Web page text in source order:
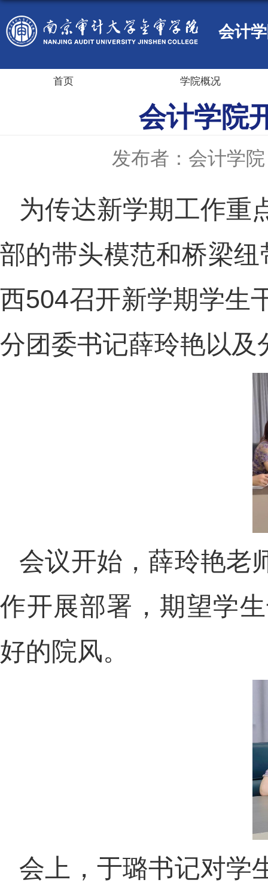
会计
首页 学院概况
会计学院
发布者：会计学院
为传达新学期工作重
部的带头模范和桥梁
西504召开新学期学生
分团委书记薛玲艳以
会议开始，薛玲艳老
作开展部署，期望学
好的院风。
会上，于璐书记对学